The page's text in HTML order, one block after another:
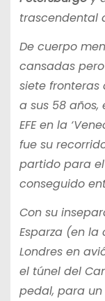
trascendental
De cuerpo
cansadas
siete fronteras
a sus 58 años,
EFE en la
fue su
partido para
conseguido
Con su
Esparza (en
Londres en
el túnel del
pedal, para